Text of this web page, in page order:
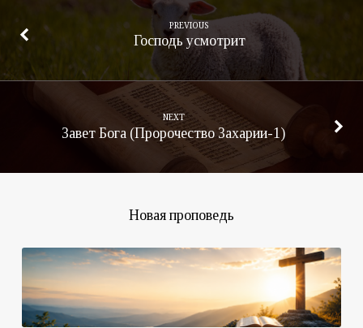
PREVIOUS
Господь усмотрит
NEXT
Завет Бога (Пророчество Захарии-1)
Новая проповедь